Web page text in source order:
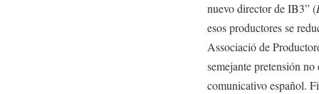
nuevo director de IB3” (
esos productores se
Associació de
semejante pretensión
comunicativo español.